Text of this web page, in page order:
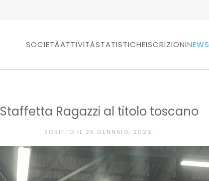
SOCIETÀATTIVITÀSTATISTICHEISCRIZIONINEWS
Staffetta Ragazzi al titolo toscano
SCRITTO IL 25 GENNAIO, 2026 .